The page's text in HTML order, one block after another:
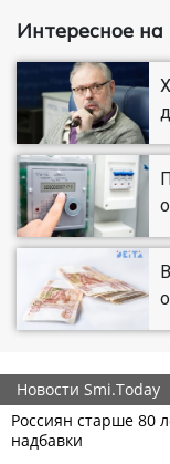
Интересное на